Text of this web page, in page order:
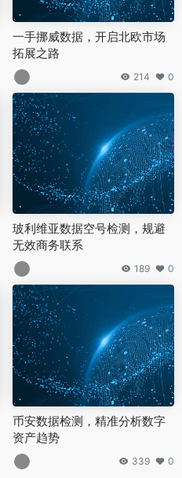
一手挪威数据，开启北欧市场
拓展之路
214 0
玻利维亚数据空号检测，规避
无效商务联系
189 0
币安数据检测，精准分析数字
资产趋势
339 0